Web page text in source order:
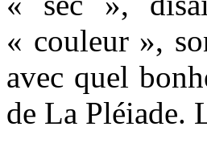
« couleur »,
avec quel
de La Pléiade.